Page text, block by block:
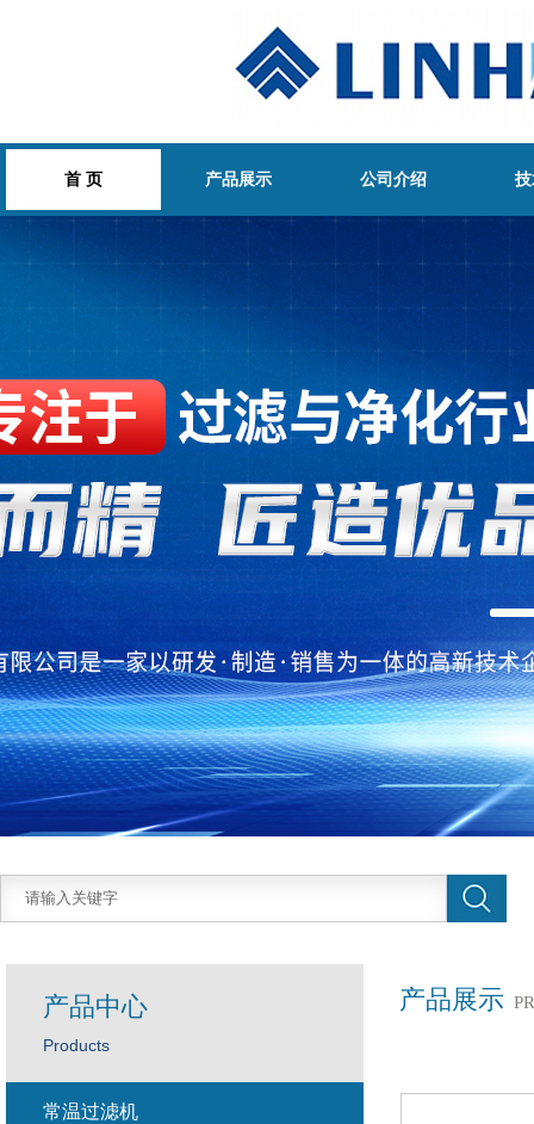
首 页 产品展示 公司介绍
产品展示
产品中心
Products
常温过滤机